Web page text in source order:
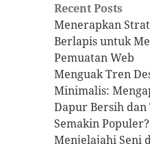
Recent Posts
Menerapkan
Berlapis untuk
Pemuatan Web
Menguak Tren
Minimalis:
Dapur Bersih
Semakin Populer?
Menjelajahi Seni